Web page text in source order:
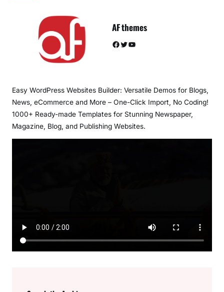
AF themes
Facebook Twitter YouTube
Easy WordPress Websites Builder: Versatile Demos for Blogs,
News, eCommerce and More – One-Click Import, No Coding!
1000+ Ready-made Templates for Stunning Newspaper,
Magazine, Blog, and Publishing Websites.